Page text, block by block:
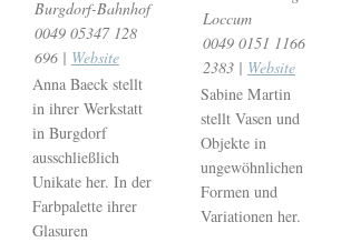
Burgdorf-Bahnhof
0049 05347 128
696 | Website
Anna Baeck stellt
in ihrer Werkstatt
in Burgdorf
ausschließlich
Unikate her. In der
Farbpalette ihrer
Glasuren
Loccum
0049 0151 1166
2383 | Website
Sabine Martin
stellt Vasen und
Objekte in
ungewöhnlichen
Formen und
Variationen her.